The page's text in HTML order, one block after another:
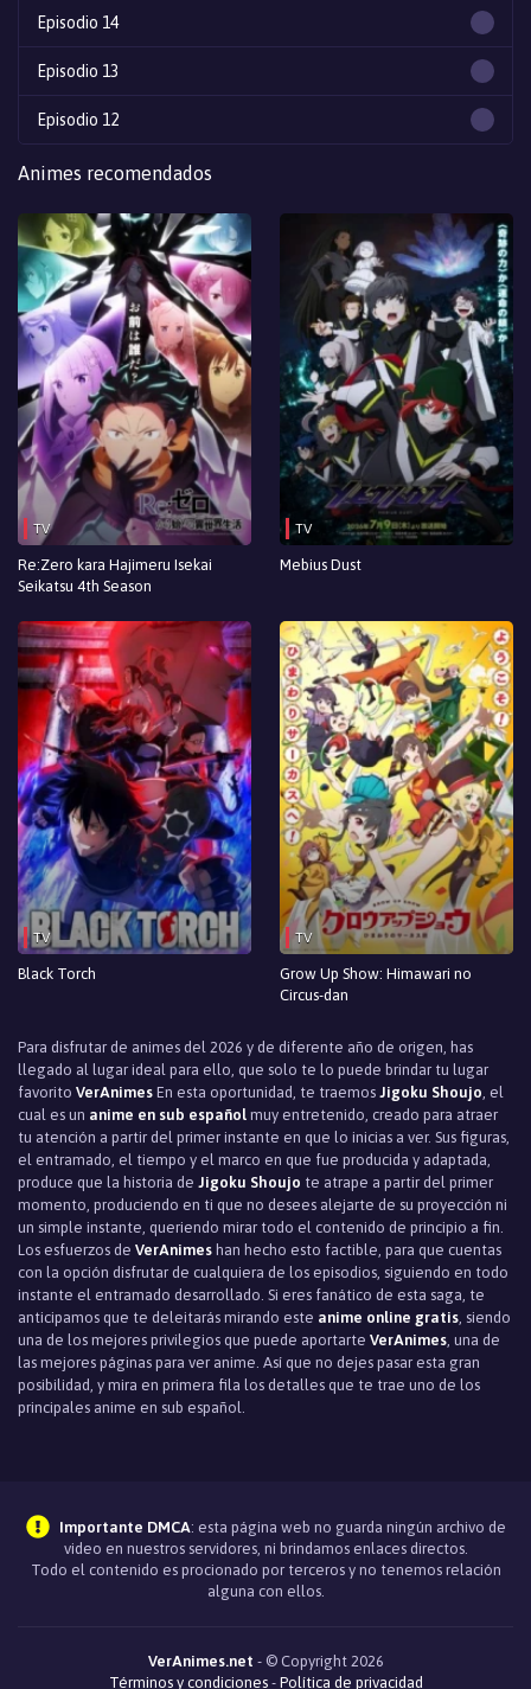
Episodio 14
Episodio 13
Episodio 12
Episodio 11
Episodio 10
Episodio 9
Episodio 8
Episodio 7
Episodio 6
Episodio 5
Episodio 4
Episodio 3
Episodio 1
Animes recomendados
TV
Re:Zero kara Hajimeru Isekai
Seikatsu 4th Season
TV
Mebius Dust
TV
Black Torch
TV
Grow Up Show: Himawari no
Circus-dan
Para disfrutar de animes del 2026 y de diferente año de origen, has
llegado al lugar ideal para ello, que solo te lo puede brindar tu lugar
favorito VerAnimes En esta oportunidad, te traemos Jigoku Shoujo , el
cual es un anime en sub español muy entretenido, creado para atraer
tu atención a partir del primer instante en que lo inicias a ver. Sus figuras,
el entramado, el tiempo y el marco en que fue producida y adaptada,
produce que la historia de Jigoku Shoujo te atrape a partir del primer
momento, produciendo en ti que no desees alejarte de su proyección ni
un simple instante, queriendo mirar todo el contenido de principio a fin.
Los esfuerzos de VerAnimes han hecho esto factible, para que cuentas
con la opción disfrutar de cualquiera de los episodios, siguiendo en todo
instante el entramado desarrollado. Si eres fanático de esta saga, te
anticipamos que te deleitarás mirando este anime online gratis , siendo
una de los mejores privilegios que puede aportarte VerAnimes , una de
las mejores páginas para ver anime. Así que no dejes pasar esta gran
posibilidad, y mira en primera fila los detalles que te trae uno de los
principales anime en sub español.
Importante DMCA: esta página web no guarda ningún archivo de
video en nuestros servidores, ni brindamos enlaces directos.
Todo el contenido es procionado por terceros y no tenemos relación
alguna con ellos.
VerAnimes.net - © Copyright 2026
Términos y condiciones- Política de privacidad